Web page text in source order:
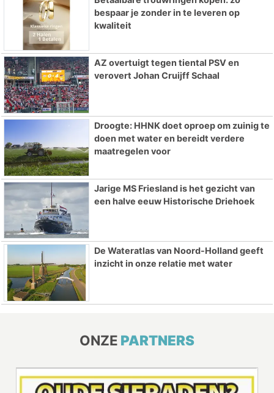
bespaar je zonder in te leveren op
kwaliteit
AZ overtuigt tegen tiental PSV en
verovert Johan Cruijff Schaal
Droogte: HHNK doet oproep om zuinig te
doen met water en bereidt verdere
maatregelen voor
Jarige MS Friesland is het gezicht van
een halve eeuw Historische Driehoek
De Wateratlas van Noord-Holland geeft
inzicht in onze relatie met water
ONZE PARTNERS